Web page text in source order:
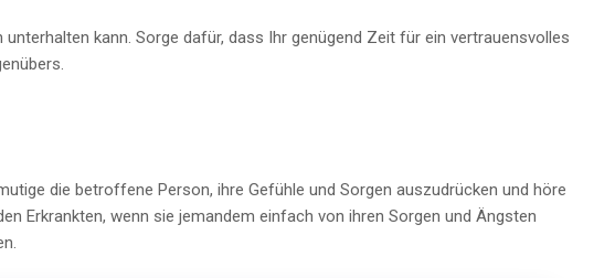
kann. Sorge dafür, dass Ihr genügend Zeit für ein vertrauensvolles
die betroffene Person, ihre Gefühle und Sorgen auszudrücken und höre
Erkrankten, wenn sie jemandem einfach von ihren Sorgen und Ängsten